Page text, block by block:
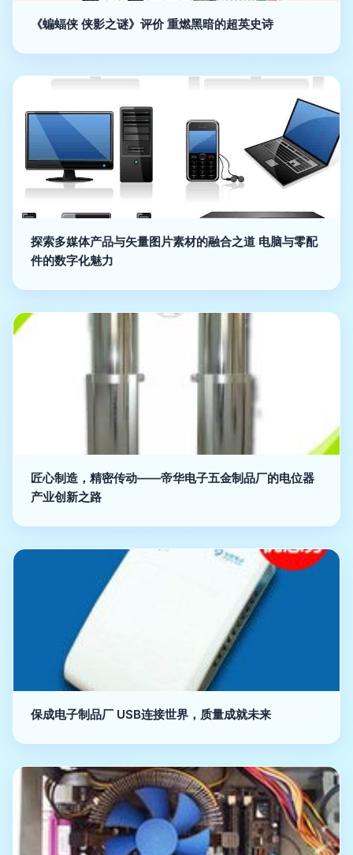
《蝙蝠侠 侠影之谜》评价 重燃黑暗的超英史诗
探索多媒体产品与矢量图片素材的融合之道 电脑与零配
件的数字化魅力
匠心制造，精密传动——帝华电子五金制品厂的电位器
产业创新之路
保成电子制品厂 USB连接世界，质量成就未来